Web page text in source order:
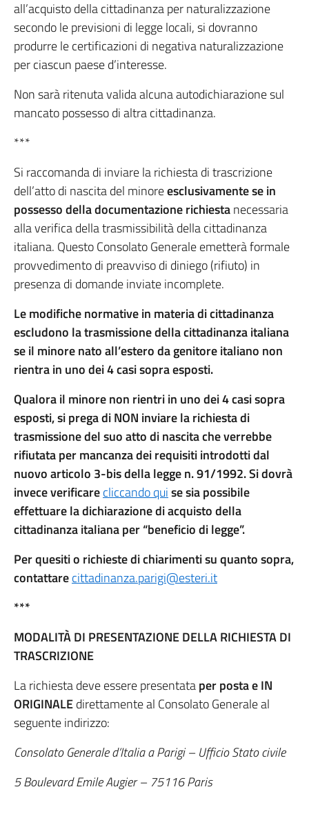
all’acquisto della cittadinanza per naturalizzazione
secondo le previsioni di legge locali, si dovranno
produrre le certificazioni di negativa naturalizzazione
per ciascun paese d’interesse.
Non sarà ritenuta valida alcuna autodichiarazione sul
mancato possesso di altra cittadinanza.
***
Si raccomanda di inviare la richiesta di trascrizione
dell’atto di nascita del minoreesclusivamente se in
possesso della documentazione richiestanecessaria
alla verifica della trasmissibilità della cittadinanza
italiana. Questo Consolato Generale emetterà formale
provvedimento di preavviso di diniego (rifiuto) in
presenza di domande inviate incomplete.
Le modifiche normative in materia di cittadinanza
escludono la trasmissione della cittadinanza italiana
se il minore nato all’estero da genitore italiano non
rientra in uno dei 4 casi sopra esposti.
Qualora il minore non rientri in uno dei 4 casi sopra
esposti, si prega di NON inviare la richiesta di
trasmissione del suo atto di nascita che verrebbe
rifiutata per mancanza dei requisiti introdotti dal
nuovo articolo 3-bis della legge n. 91/1992. Si dovrà
invece verificarecliccando quise sia possibile
effettuare la dichiarazione di acquisto della
cittadinanza italiana per “beneficio di legge”.
Per quesiti o richieste di chiarimenti su quanto sopra,
contattarecittadinanza.parigi@esteri.it
***
MODALITÀ DI PRESENTAZIONE DELLA RICHIESTA DI
TRASCRIZIONE
La richiesta deve essere presentataper posta e IN
ORIGINALEdirettamente al Consolato Generale al
seguente indirizzo:
Consolato Generale d’Italia a Parigi – Ufficio Stato civile
5 Boulevard Emile Augier – 75116 Paris